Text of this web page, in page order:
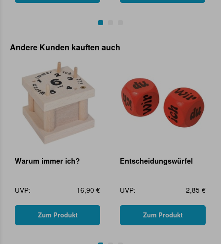
Andere Kunden kauften auch
Warum immer ich?
UVP: 16,90 €
Zum Produkt
Entscheidungswürfel
UVP: 2,85 €
Zum Produkt